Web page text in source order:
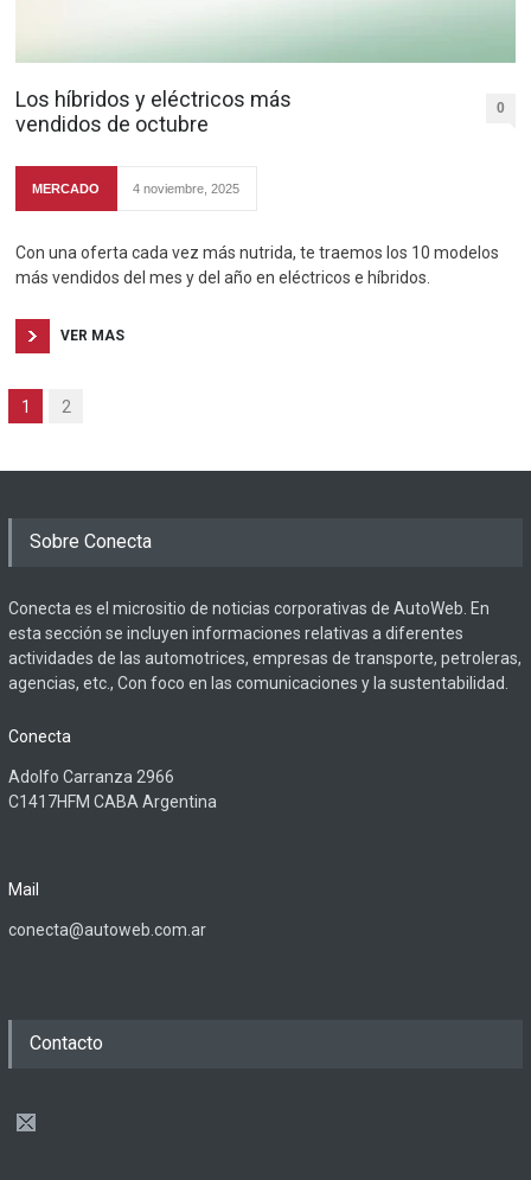
Los híbridos y eléctricos más
vendidos de octubre
0
MERCADO 4 noviembre, 2025
Con una oferta cada vez más nutrida, te traemos los 10 modelos
más vendidos del mes y del año en eléctricos e híbridos.
VER MAS
1 2
Sobre Conecta
Conecta es el micrositio de noticias corporativas de AutoWeb. En
esta sección se incluyen informaciones relativas a diferentes
actividades de las automotrices, empresas de transporte, petroleras,
agencias, etc., Con foco en las comunicaciones y la sustentabilidad.
Conecta
Adolfo Carranza 2966
C1417HFM CABA Argentina
Mail
conecta@autoweb.com.ar
Contacto